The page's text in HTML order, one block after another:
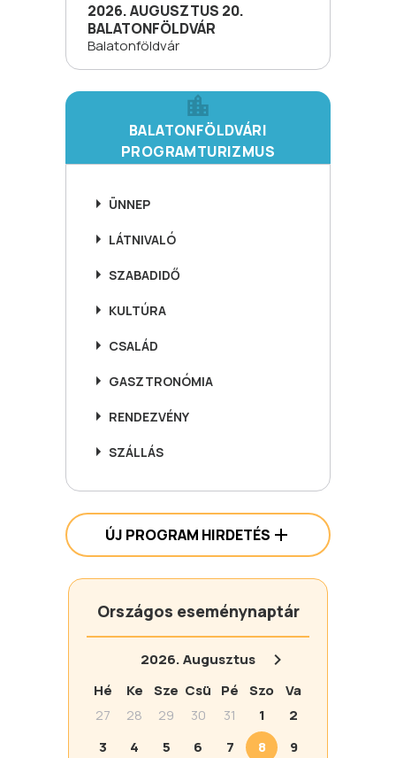
2026. AUGUSZTUS 20.
BALATONFÖLDVÁR
Balatonföldvár
BALATONFÖLDVÁRI
PROGRAMTURIZMUS
ÜNNEP
LÁTNIVALÓ
SZABADIDŐ
KULTÚRA
CSALÁD
GASZTRONÓMIA
RENDEZVÉNY
SZÁLLÁS
ÚJ PROGRAM HIRDETÉS
Országos eseménynaptár
2026.Augusztus
Hé
Ke Sze Csü Pé Szo
Va
27
28 29 30 31 1
2
3
4 5 6 7 8
9